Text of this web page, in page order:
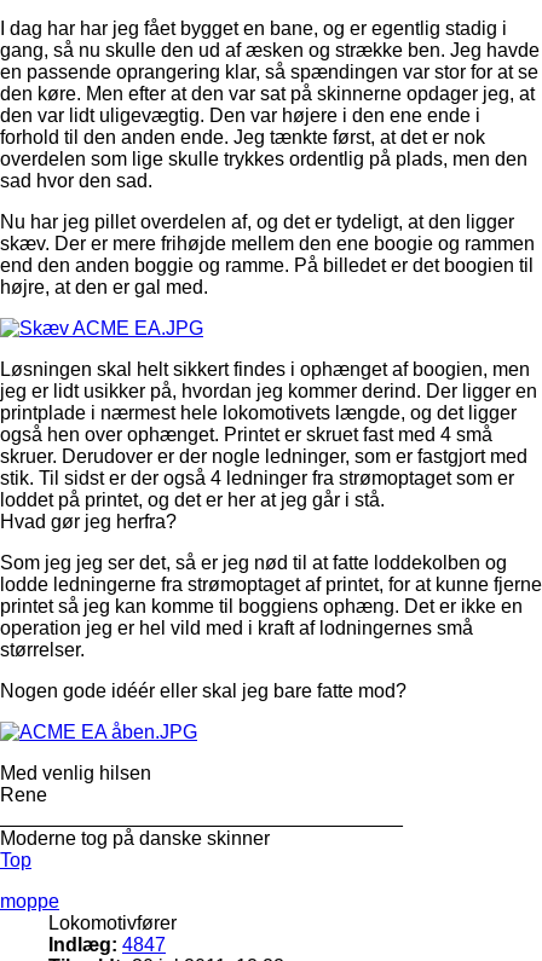
I dag har har jeg fået bygget en bane, og er egentlig stadig i
gang, så nu skulle den ud af æsken og strække ben. Jeg havde
en passende oprangering klar, så spændingen var stor for at se
den køre. Men efter at den var sat på skinnerne opdager jeg, at
den var lidt uligevægtig. Den var højere i den ene ende i
forhold til den anden ende. Jeg tænkte først, at det er nok
overdelen som lige skulle trykkes ordentlig på plads, men den
sad hvor den sad.
Nu har jeg pillet overdelen af, og det er tydeligt, at den ligger
skæv. Der er mere frihøjde mellem den ene boogie og rammen
end den anden boggie og ramme. På billedet er det boogien til
højre, at den er gal med.
Løsningen skal helt sikkert findes i ophænget af boogien, men
jeg er lidt usikker på, hvordan jeg kommer derind. Der ligger en
printplade i nærmest hele lokomotivets længde, og det ligger
også hen over ophænget. Printet er skruet fast med 4 små
skruer. Derudover er der nogle ledninger, som er fastgjort med
stik. Til sidst er der også 4 ledninger fra strømoptaget som er
loddet på printet, og det er her at jeg går i stå.
Hvad gør jeg herfra?
Som jeg jeg ser det, så er jeg nød til at fatte loddekolben og
lodde ledningerne fra strømoptaget af printet, for at kunne fjerne
printet så jeg kan komme til boggiens ophæng. Det er ikke en
operation jeg er hel vild med i kraft af lodningernes små
størrelser.
Nogen gode idéér eller skal jeg bare fatte mod?
Med venlig hilsen
Rene
Moderne tog på danske skinner
Top
moppe
Lokomotivfører
Indlæg: 4847